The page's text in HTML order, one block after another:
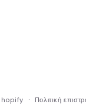
Πολιτική